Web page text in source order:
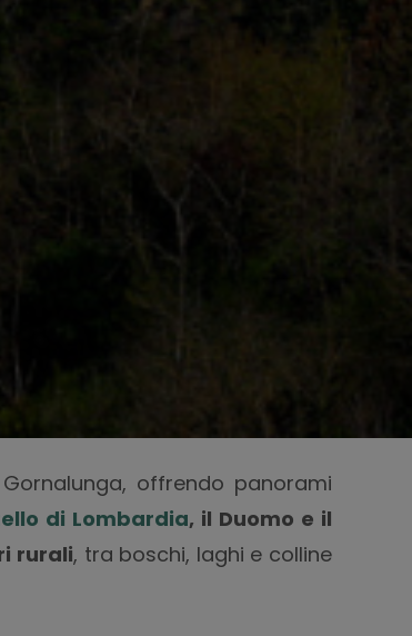
offrendo panorami
di Lombardia, il Duomo e il
rurali, tra boschi, laghi e colline